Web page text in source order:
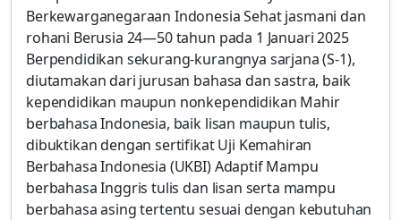
Berkewarganegaraan Indonesia Sehat jasmani dan
rohani Berusia 24—50 tahun pada 1 Januari 2025
Berpendidikan sekurang-kurangnya sarjana (S-1),
diutamakan dari jurusan bahasa dan sastra, baik
kependidikan maupun nonkependidikan Mahir
berbahasa Indonesia, baik lisan maupun tulis,
dibuktikan dengan sertifikat Uji Kemahiran
Berbahasa Indonesia (UKBI) Adaptif Mampu
berbahasa Inggris tulis dan lisan serta mampu
berbahasa asing tertentu sesuai dengan kebutuhan